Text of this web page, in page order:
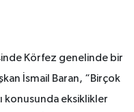
Körfez genelinde bir
İsmail Baran, “Birçok
konusunda eksiklikler